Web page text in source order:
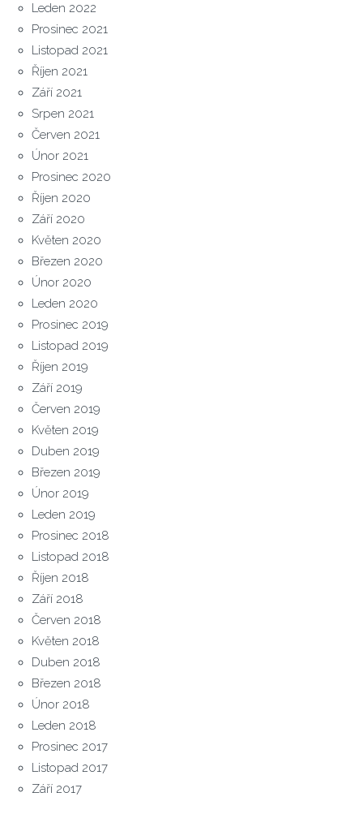
Leden 2022
Prosinec 2021
Listopad 2021
Říjen 2021
Září 2021
Srpen 2021
Červen 2021
Únor 2021
Prosinec 2020
Říjen 2020
Září 2020
Květen 2020
Březen 2020
Únor 2020
Leden 2020
Prosinec 2019
Listopad 2019
Říjen 2019
Září 2019
Červen 2019
Květen 2019
Duben 2019
Březen 2019
Únor 2019
Leden 2019
Prosinec 2018
Listopad 2018
Říjen 2018
Září 2018
Červen 2018
Květen 2018
Duben 2018
Březen 2018
Únor 2018
Leden 2018
Prosinec 2017
Listopad 2017
Září 2017